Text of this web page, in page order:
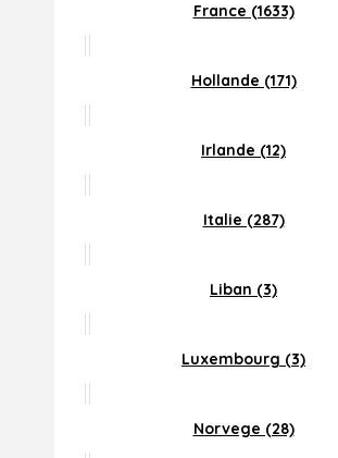
France (1633)
Hollande (171)
Irlande (12)
Italie (287)
Liban (3)
Luxembourg (3)
Norvege (28)